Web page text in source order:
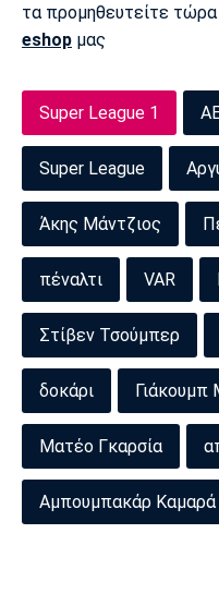
τα προμηθευτείτε
eshop μας
Super League 1
Super League
Άκης Μάντζιος
πέναλτι VAR
Στίβεν Τσούμπερ
δοκάρι
Ματέο Γκαρσία
Αμπουμπακάρ Καμαρά